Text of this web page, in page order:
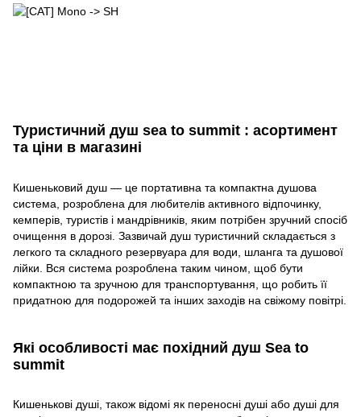
Туристичний душ sea to summit : асортимент
та ціни в магазині
Кишеньковий душ — це портативна та компактна душова
система, розроблена для любителів активного відпочинку,
кемперів, туристів і мандрівників, яким потрібен зручний спосіб
очищення в дорозі. Зазвичай душ туристичний складається з
легкого та складного резервуара для води, шланга та душової
лійки. Вся система розроблена таким чином, щоб бути
компактною та зручною для транспортування, що робить її
придатною для подорожей та інших заходів на свіжому повітрі.
Які особливості має похідний душ Sea to
summit
Кишенькові душі, також відомі як переносні душі або душі для